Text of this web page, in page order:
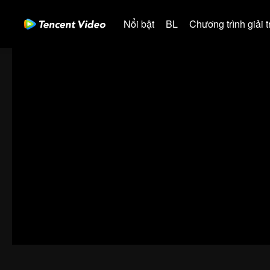
Nổi bật BL Chương trình giải